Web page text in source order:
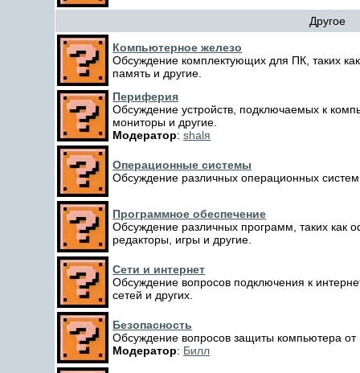
Другое
Компьютерное железо
Обсуждение комплектующих для ПК, таких
память и другие.
Периферия
Обсуждение устройств, подключаемых к
мониторы и другие.
Модератор:shalя
Операционные системы
Обсуждение различных операционных
Программное обеспечение
Обсуждение различных программ, таких как
редакторы, игры и другие.
Сети и интернет
Обсуждение вопросов подключения к
сетей и других.
Безопасность
Обсуждение вопросов защиты компьютера от
Модератор: Билл